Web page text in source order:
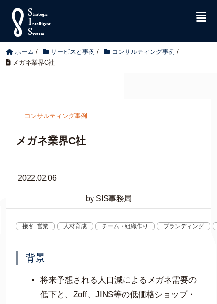
ホーム / サービスと事例 / コンサルティング事例 /
メガネ業界C社
コンサルティング事例
メガネ業界C社
2022.02.06
by SIS事務局
接客･営業 人材育成 チーム・組織作り ブランディング
背景
将来予想される人口減によるメガネ需要の
低下と、Zoff、JINS等の低価格ショップ・